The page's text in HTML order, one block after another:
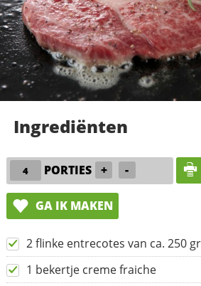
Ingrediënten
PORTIES + -
GA IK MAKEN
2 flinke entrecotes van ca. 250
1 bekertje creme fraiche